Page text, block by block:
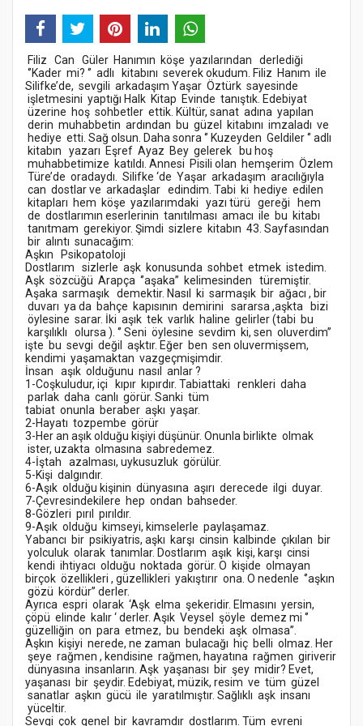
Filiz Can Güler Hanımın köşe yazılarından derlediği
‘’Kader mi? ‘’ adlı kitabını severek okudum. Filiz Hanım ile
Silifke’de, sevgili arkadaşım Yaşar Öztürk sayesinde
işletmesini yaptığı Halk Kitap Evinde tanıştık. Edebiyat
üzerine hoş sohbetler ettik. Kültür, sanat adına yapılan
derin muhabbetin ardından bu güzel kitabını imzaladı ve
hediye etti. Sağ olsun. Daha sonra ‘’ Kuzeyden Geldiler ‘’ adlı
kitabın yazarı Eşref Ayaz Bey gelerek bu hoş
muhabbetimize katıldı. Annesi Pisili olan hemşerim Özlem
Türe’de oradaydı. Silifke ‘de Yaşar arkadaşım aracılığıyla
can dostlar ve arkadaşlar edindim. Tabi ki hediye edilen
kitapları hem köşe yazılarımdaki yazı türü gereği hem
de dostlarımın eserlerinin tanıtılması amacı ile bu kitabı
tanıtmam gerekiyor. Şimdi sizlere kitabın 43. Sayfasından
bir alıntı sunacağım:
Aşkın Psikopatoloji
Dostlarım sizlerle aşk konusunda sohbet etmek istedim.
Aşk sözcüğü Arapça ‘’aşaka’’ kelimesinden türemiştir.
Aşaka sarmaşık demektir. Nasıl ki sarmaşık bir ağacı , bir
duvarı ya da bahçe kapısının demirini sararsa ,aşkta bizi
öylesine sarar. İki aşık tek varlık haline gelirler (tabi bu
karşılıklı olursa ). ‘’ Seni öylesine sevdim ki, sen oluverdim’’
işte bu sevgi değil aşktır. Eğer ben sen oluvermişsem,
kendimi yaşamaktan vazgeçmişimdir.
İnsan aşık olduğunu nasıl anlar ?
1-Coşkuludur, içi kıpır kıpırdır. Tabiattaki renkleri daha
parlak daha canlı görür. Sanki tüm
tabiat onunla beraber aşkı yaşar.
2-Hayatı tozpembe görür
3-Her an aşık olduğu kişiyi düşünür. Onunla birlikte olmak
ister, uzakta olmasına sabredemez.
4-İştah azalması, uykusuzluk görülür.
5-Kişi dalgındır.
6-Aşık olduğu kişinin dünyasına aşırı derecede ilgi duyar.
7-Çevresindekilere hep ondan bahseder.
8-Gözleri pırıl pırıldır.
9-Aşık olduğu kimseyi, kimselerle paylaşamaz.
Yabancı bir psikiyatris, aşkı karşı cinsin kalbinde çıkılan bir
yolculuk olarak tanımlar. Dostlarım aşık kişi, karşı cinsi
kendi ihtiyacı olduğu noktada görür. O kişide olmayan
birçok özellikleri , güzellikleri yakıştırır ona. O nedenle ‘’aşkın
gözü kördür’’ derler.
Ayrıca espri olarak ‘Aşk elma şekeridir. Elmasını yersin,
çöpü elinde kalır ‘ derler. Aşık Veysel şöyle demez mi ‘’
güzelliğin on para etmez, bu bendeki aşk olmasa’’.
Aşkın kişiyi nerede, ne zaman bulacağı hiç belli olmaz. Her
şeye rağmen , kendisine rağmen, hayatına rağmen giriverir
dünyasına insanların. Aşk yaşanası bir şey midir? Evet,
yaşanası bir şeydir. Edebiyat, müzik, resim ve tüm güzel
sanatlar aşkın gücü ile yaratılmıştır. Sağlıklı aşk insanı
yüceltir.
Sevgi çok genel bir kavramdır dostlarım. Tüm evreni